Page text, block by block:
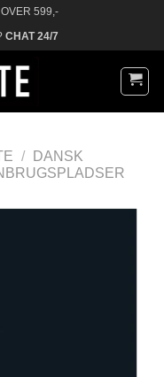
599,-
CHAT 24/7
/
DANSK